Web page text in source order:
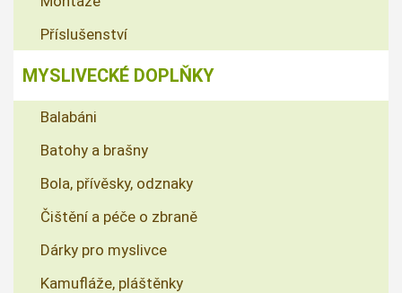
Příslušenství
MYSLIVECKÉ DOPLŇKY
Balabáni
Batohy a brašny
Bola, přívěsky, odznaky
Čištění a péče o zbraně
Dárky pro myslivce
Kamufláže, pláštěnky